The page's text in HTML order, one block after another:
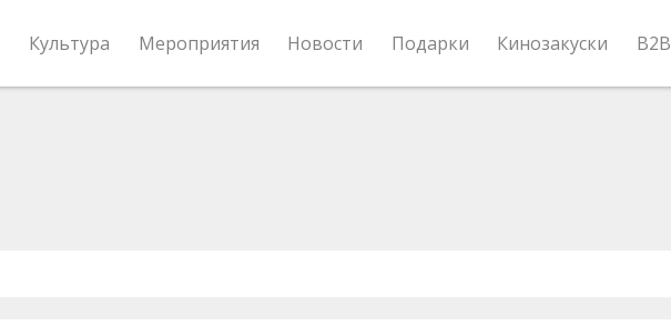
Культура Мероприятия Новости Подарки Кинозакуски B2B